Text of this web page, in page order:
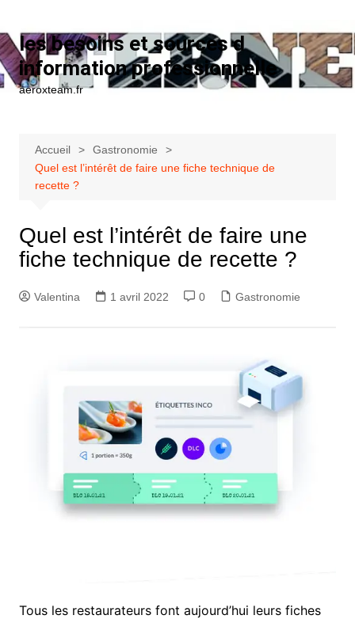
les besoins et sources d
information professionnelle
aeroxteam.fr
Accueil
Gastronomie
Quel est l’intérêt de faire une fiche technique de
recette ?
Quel est l’intérêt de faire une
fiche technique de recette ?
Valentina 1 avril 2022 0 Gastronomie
Tous les restaurateurs font aujourd’hui leurs fiches